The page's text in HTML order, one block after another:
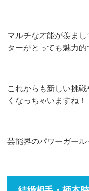
マルチな才能が羨ま
ターがとっても魅力的
これからも新しい挑
くなっちゃいますね！
芸能界のパワーガール